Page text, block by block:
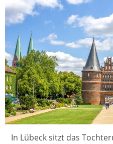
In Lübeck sitzt das